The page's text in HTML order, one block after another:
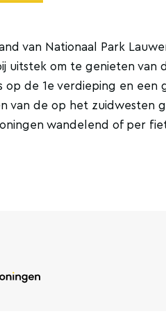
van Nationaal Park
uitstek om te genieten
op de 1e verdieping en
van de op het zuidwesten
wandelend of per